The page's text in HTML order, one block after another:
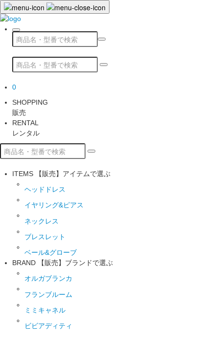
0
SHOPPING
販売
RENTAL
レンタル
ITEMS 【販売】アイテムで選ぶ
ヘッドドレス
イヤリング&ピアス
ネックレス
ブレスレット
ベール&グローブ
BRAND
【販売】ブランドで選ぶ
オルガブランカ
フランブルーム
ミミキャネル
ビビアディティ